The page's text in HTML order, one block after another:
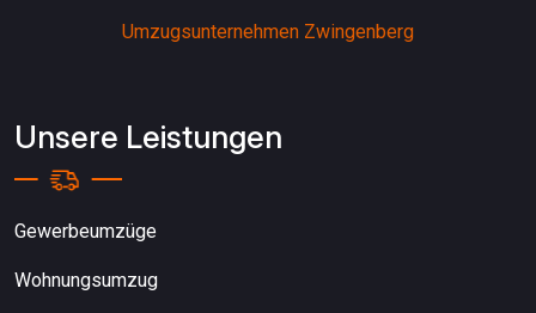
Umzugsunternehmen Zwingenberg
Unsere Leistungen
Gewerbeumzüge
Wohnungsumzug